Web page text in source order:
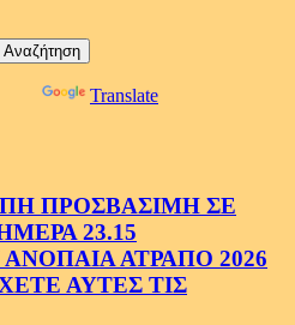
Translate
ΠΡΟΣΒΑΣΙΜΗ ΣΕ
23.15
ΑΤΡΑΠΟ 2026
ΑΥΤΕΣ ΤΙΣ